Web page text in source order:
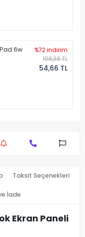
6w
%72 indirim
198,38 TL
54,66 TL
Taksit Seçenekleri
İade
Ekran Paneli